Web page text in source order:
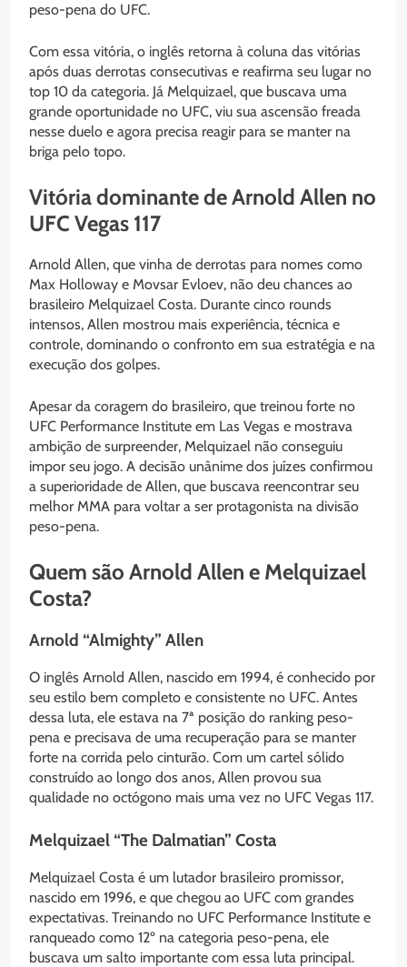
peso-pena do UFC.
Com essa vitória, o inglês retorna à coluna das vitórias
após duas derrotas consecutivas e reafirma seu lugar no
top 10 da categoria. Já Melquizael, que buscava uma
grande oportunidade no UFC, viu sua ascensão freada
nesse duelo e agora precisa reagir para se manter na
briga pelo topo.
Vitória dominante de Arnold Allen no
UFC Vegas 117
Arnold Allen, que vinha de derrotas para nomes como
Max Holloway e Movsar Evloev, não deu chances ao
brasileiro Melquizael Costa. Durante cinco rounds
intensos, Allen mostrou mais experiência, técnica e
controle, dominando o confronto em sua estratégia e na
execução dos golpes.
Apesar da coragem do brasileiro, que treinou forte no
UFC Performance Institute em Las Vegas e mostrava
ambição de surpreender, Melquizael não conseguiu
impor seu jogo. A decisão unânime dos juízes confirmou
a superioridade de Allen, que buscava reencontrar seu
melhor MMA para voltar a ser protagonista na divisão
peso-pena.
Quem são Arnold Allen e Melquizael
Costa?
Arnold “Almighty” Allen
O inglês Arnold Allen, nascido em 1994, é conhecido por
seu estilo bem completo e consistente no UFC. Antes
dessa luta, ele estava na 7ª posição do ranking peso-
pena e precisava de uma recuperação para se manter
forte na corrida pelo cinturão. Com um cartel sólido
construído ao longo dos anos, Allen provou sua
qualidade no octógono mais uma vez no UFC Vegas 117.
Melquizael “The Dalmatian” Costa
Melquizael Costa é um lutador brasileiro promissor,
nascido em 1996, e que chegou ao UFC com grandes
expectativas. Treinando no UFC Performance Institute e
ranqueado como 12º na categoria peso-pena, ele
buscava um salto importante com essa luta principal.